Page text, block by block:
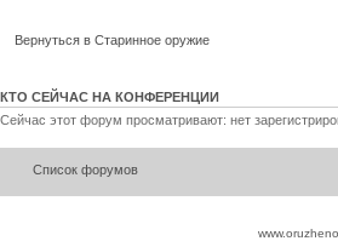
Вернуться в Старинное оружие
КТО СЕЙЧАС НА КОНФЕРЕНЦИИ
Сейчас этот форум просматривают: нет
Список форумов